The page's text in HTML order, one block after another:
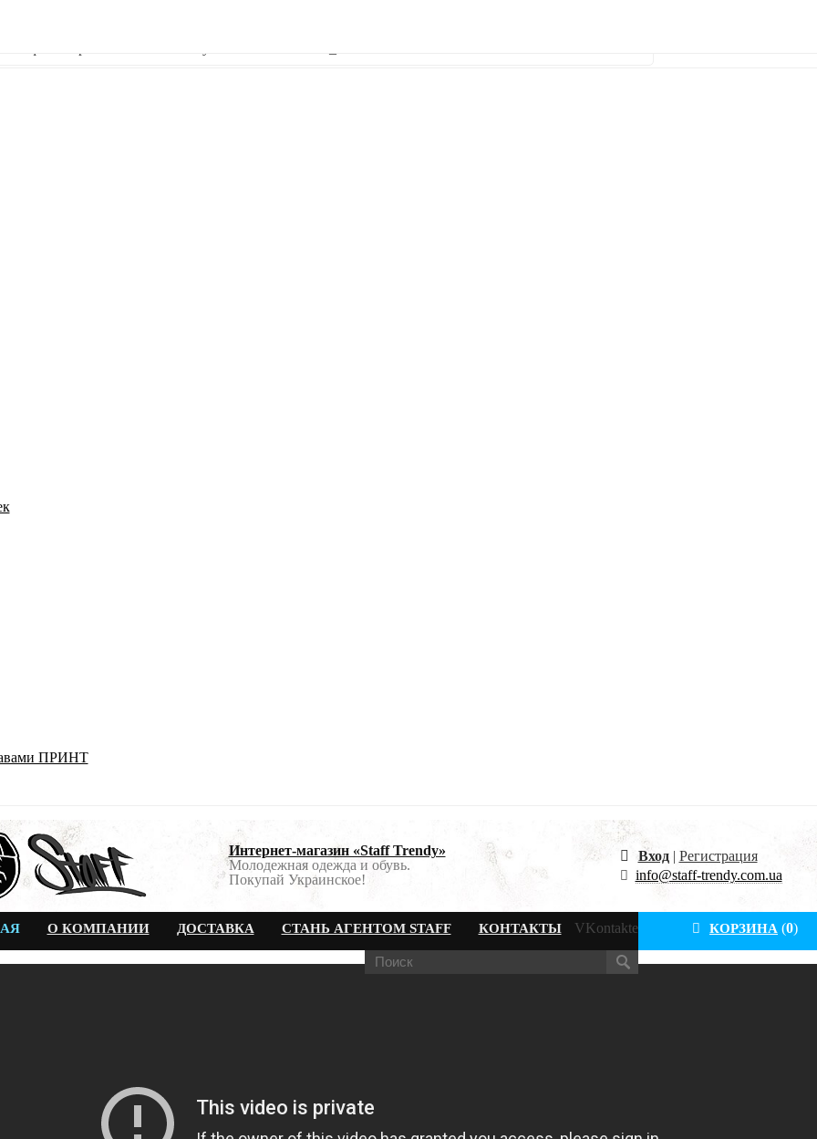
ПРИНТ
Интернет-магазин «Staff Trendy»
Молодежная одежда и обувь.
Покупай Украинское!
Вход| Регистрация
info@staff-trendy.com.ua
О КОМПАНИИ ДОСТАВКА СТАНЬ АГЕНТОМ STAFF КОНТАКТЫ VKontakte КОРЗИНА (0)